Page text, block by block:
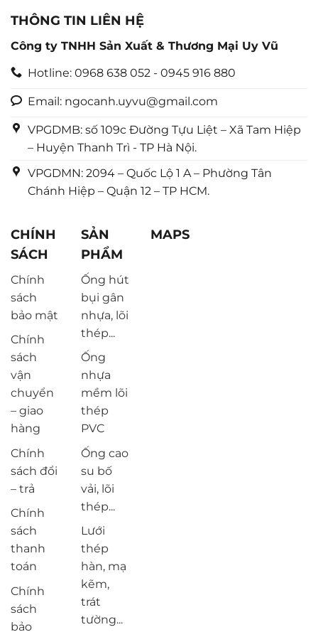
THÔNG TIN LIÊN HỆ
Công ty TNHH Sản Xuất & Thương Mại Uy Vũ
Hotline: 0968 638 052 - 0945 916 880
Email: ngocanh.uyvu@gmail.com
VPGDMB: số 109c Đường Tựu Liệt – Xã Tam Hiệp
– Huyện Thanh Trì - TP Hà Nội.
VPGDMN: 2094 – Quốc Lộ 1 A – Phường Tân
Chánh Hiệp – Quận 12 – TP HCM.
CHÍNH
SÁCH
Chính
sách
bảo mật
Chính
sách
vận
chuyển
– giao
hàng
Chính
sách đổi
– trả
Chính
sách
thanh
toán
Chính
sách
bảo
SẢN
PHẨM
Ống hút
bụi gân
nhựa, lõi
thép...
Ống
nhựa
mềm lõi
thép
PVC
Ống cao
su bố
vải, lõi
thép...
Lưới
thép
hàn, mạ
kẽm,
trát
tường...
MAPS